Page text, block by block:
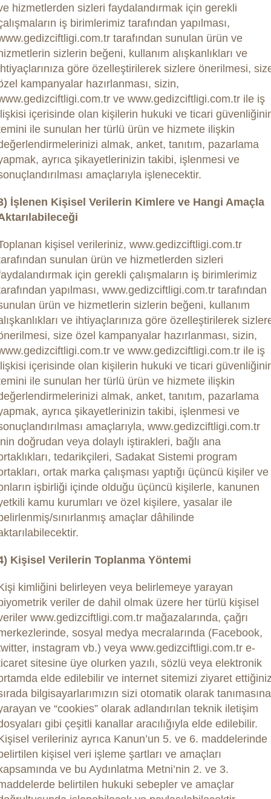
hizmetlerden sizleri faydalandırmak için gerekli
iş birimlerimiz tarafından yapılması,
tarafından sunulan ürün ve
sizlerin beğeni, kullanım alışkanlıkları ve
göre özelleştirilerek sizlere önerilmesi,
kampanyalar hazırlanması, sizin,
ve www.gedizciftligi.com.tr ile iş
içerisinde olan kişilerin hukuki ve ticari
ile sunulan her türlü ürün ve hizmete ilişkin
almak, anket, tanıtım, pazarlama
ayrıca şikayetlerinizin takibi, işlenmesi ve
amaçlarıyla işlenecektir.
İşlenen Kişisel Verilerin Kimlere ve Hangi Amaçla
kişisel verileriniz, www.gedizciftligi.com.tr
sunulan ürün ve hizmetlerden sizleri
için gerekli çalışmaların iş birimlerimiz
yapılması, www.gedizciftligi.com.tr tarafından
ürün ve hizmetlerin sizlerin beğeni, kullanım
ve ihtiyaçlarınıza göre özelleştirilerek
size özel kampanyalar hazırlanması, sizin,
ve www.gedizciftligi.com.tr ile iş
içerisinde olan kişilerin hukuki ve ticari
ile sunulan her türlü ürün ve hizmete ilişkin
almak, anket, tanıtım, pazarlama
ayrıca şikayetlerinizin takibi, işlenmesi ve
amaçlarıyla, www.gedizciftligi.com.tr
doğrudan veya dolaylı iştirakleri, bağlı ana
tedarikçileri, Sadakat Sistemi program
ortak marka çalışması yaptığı üçüncü kişiler ve
işbirliği içinde olduğu üçüncü kişilerle, kanunen
kamu kurumları ve özel kişilere, yasalar ile
sınırlanmış amaçlar dâhilinde
Kişisel Verilerin Toplanma Yöntemi
kimliğini belirleyen veya belirlemeye yarayan
veriler de dahil olmak üzere her türlü kişisel
www.gedizciftligi.com.tr mağazalarında, çağrı
sosyal medya mecralarında (Facebook,
instagram vb.) veya www.gedizciftligi.com.tr e-
sitesine üye olurken yazılı, sözlü veya elektronik
elde edilebilir ve internet sitemizi ziyaret
bilgisayarlarımızın sizi otomatik olarak tanımasına
ve “cookies” olarak adlandırılan teknik iletişim
gibi çeşitli kanallar aracılığıyla elde edilebilir.
verileriniz ayrıca Kanun’un 5. ve 6. maddelerinde
kişisel veri işleme şartları ve amaçları
ve bu Aydınlatma Metni’nin 2. ve 3.
belirtilen hukuki sebepler ve amaçlar